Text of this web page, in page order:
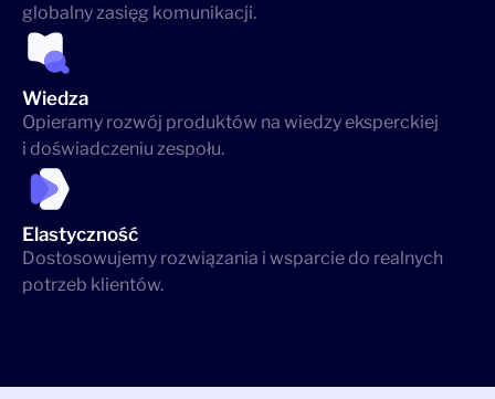
globalny zasięg komunikacji.
Wiedza
Opieramy rozwój produktów na wiedzy eksperckiej
i doświadczeniu zespołu.
Elastyczność
Dostosowujemy rozwiązania i wsparcie do realnych
potrzeb klientów.